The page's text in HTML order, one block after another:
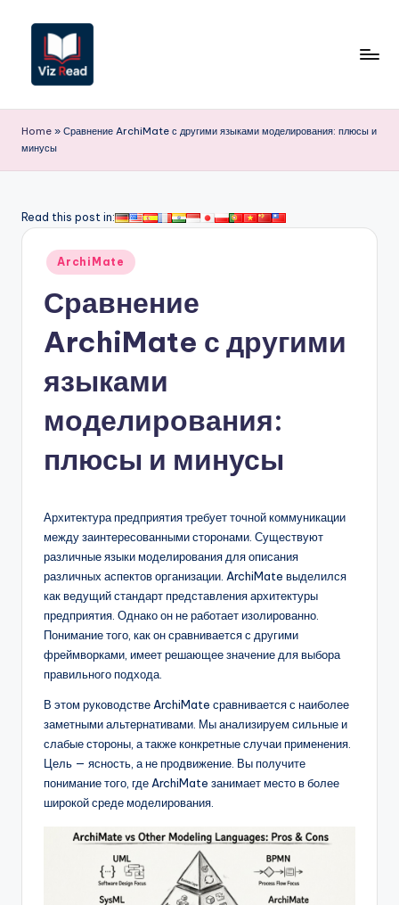
Перейти
содержимому
iz
R
a
S
o
w
&
D
Home » Сравнение ArchiMate с другими языками моделирования: плюсы и
минусы
Read this post in:
Опубликовано
ArchiMate
Сравнение
ArchiMate с другими
языками
моделирования:
плюсы и минусы
Архитектура предприятия требует точной коммуникации
между заинтересованными сторонами. Существуют
различные языки моделирования для описания
различных аспектов организации. ArchiMate выделился
как ведущий стандарт представления архитектуры
предприятия. Однако он не работает изолированно.
Понимание того, как он сравнивается с другими
фреймворками, имеет решающее значение для выбора
правильного подхода.
В этом руководстве ArchiMate сравнивается с наиболее
заметными альтернативами. Мы анализируем сильные и
слабые стороны, а также конкретные случаи применения.
Цель — ясность, а не продвижение. Вы получите
понимание того, где ArchiMate занимает место в более
широкой среде моделирования.